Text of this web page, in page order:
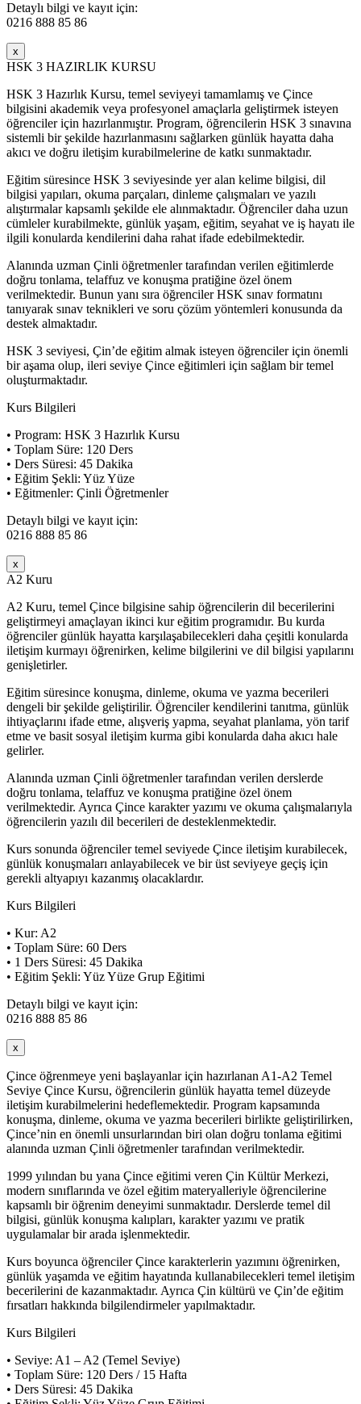
Detaylı bilgi ve kayıt için:
0216 888 85 86
x
HSK 3 HAZIRLIK KURSU
HSK 3 Hazırlık Kursu, temel seviyeyi tamamlamış ve Çince
bilgisini akademik veya profesyonel amaçlarla geliştirmek isteyen
öğrenciler için hazırlanmıştır. Program, öğrencilerin HSK 3 sınavına
sistemli bir şekilde hazırlanmasını sağlarken günlük hayatta daha
akıcı ve doğru iletişim kurabilmelerine de katkı sunmaktadır.
Eğitim süresince HSK 3 seviyesinde yer alan kelime bilgisi, dil
bilgisi yapıları, okuma parçaları, dinleme çalışmaları ve yazılı
alıştırmalar kapsamlı şekilde ele alınmaktadır. Öğrenciler daha uzun
cümleler kurabilmekte, günlük yaşam, eğitim, seyahat ve iş hayatı ile
ilgili konularda kendilerini daha rahat ifade edebilmektedir.
Alanında uzman Çinli öğretmenler tarafından verilen eğitimlerde
doğru tonlama, telaffuz ve konuşma pratiğine özel önem
verilmektedir. Bunun yanı sıra öğrenciler HSK sınav formatını
tanıyarak sınav teknikleri ve soru çözüm yöntemleri konusunda da
destek almaktadır.
HSK 3 seviyesi, Çin’de eğitim almak isteyen öğrenciler için önemli
bir aşama olup, ileri seviye Çince eğitimleri için sağlam bir temel
oluşturmaktadır.
Kurs Bilgileri
• Program: HSK 3 Hazırlık Kursu
• Toplam Süre: 120 Ders
• Ders Süresi: 45 Dakika
• Eğitim Şekli: Yüz Yüze
• Eğitmenler: Çinli Öğretmenler
Detaylı bilgi ve kayıt için:
0216 888 85 86
x
A2 Kuru
A2 Kuru, temel Çince bilgisine sahip öğrencilerin dil becerilerini
geliştirmeyi amaçlayan ikinci kur eğitim programıdır. Bu kurda
öğrenciler günlük hayatta karşılaşabilecekleri daha çeşitli konularda
iletişim kurmayı öğrenirken, kelime bilgilerini ve dil bilgisi yapılarını
genişletirler.
Eğitim süresince konuşma, dinleme, okuma ve yazma becerileri
dengeli bir şekilde geliştirilir. Öğrenciler kendilerini tanıtma, günlük
ihtiyaçlarını ifade etme, alışveriş yapma, seyahat planlama, yön tarif
etme ve basit sosyal iletişim kurma gibi konularda daha akıcı hale
gelirler.
Alanında uzman Çinli öğretmenler tarafından verilen derslerde
doğru tonlama, telaffuz ve konuşma pratiğine özel önem
verilmektedir. Ayrıca Çince karakter yazımı ve okuma çalışmalarıyla
öğrencilerin yazılı dil becerileri de desteklenmektedir.
Kurs sonunda öğrenciler temel seviyede Çince iletişim kurabilecek,
günlük konuşmaları anlayabilecek ve bir üst seviyeye geçiş için
gerekli altyapıyı kazanmış olacaklardır.
Kurs Bilgileri
• Kur: A2
• Toplam Süre: 60 Ders
• 1 Ders Süresi: 45 Dakika
• Eğitim Şekli: Yüz Yüze Grup Eğitimi
Detaylı bilgi ve kayıt için:
0216 888 85 86
x
Çince öğrenmeye yeni başlayanlar için hazırlanan A1-A2 Temel
Seviye Çince Kursu, öğrencilerin günlük hayatta temel düzeyde
iletişim kurabilmelerini hedeflemektedir. Program kapsamında
konuşma, dinleme, okuma ve yazma becerileri birlikte geliştirilirken,
Çince’nin en önemli unsurlarından biri olan doğru tonlama eğitimi
alanında uzman Çinli öğretmenler tarafından verilmektedir.
1999 yılından bu yana Çince eğitimi veren Çin Kültür Merkezi,
modern sınıflarında ve özel eğitim materyalleriyle öğrencilerine
kapsamlı bir öğrenim deneyimi sunmaktadır. Derslerde temel dil
bilgisi, günlük konuşma kalıpları, karakter yazımı ve pratik
uygulamalar bir arada işlenmektedir.
Kurs boyunca öğrenciler Çince karakterlerin yazımını öğrenirken,
günlük yaşamda ve eğitim hayatında kullanabilecekleri temel iletişim
becerilerini de kazanmaktadır. Ayrıca Çin kültürü ve Çin’de eğitim
fırsatları hakkında bilgilendirmeler yapılmaktadır.
Kurs Bilgileri
• Seviye: A1 – A2 (Temel Seviye)
• Toplam Süre: 120 Ders / 15 Hafta
• Ders Süresi: 45 Dakika